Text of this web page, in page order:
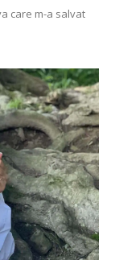
care m-a salvat